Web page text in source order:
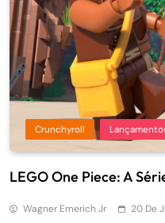
Crunchyroll
LEGO One Piece: A
Wagner Emerich Jr 20 De